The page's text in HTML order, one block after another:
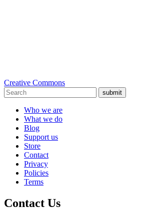
Creative Commons
submit
Who we are
What we do
Blog
Support us
Store
Contact
Privacy
Policies
Terms
Contact Us